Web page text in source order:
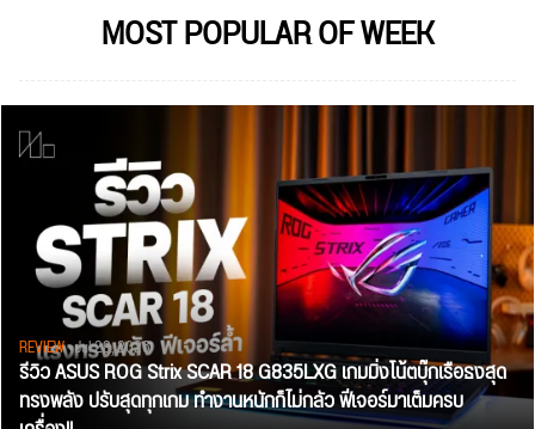
MOST POPULAR OF WEEK
REVIEW• Jul 28, 2026
รีวิว ASUS ROG Strix SCAR 18 G835LXG เกมมิ่งโน้ตบุ๊กเรือธงสุด
ทรงพลัง ปรับสุดทุกเกม ทำงานหนักก็ไม่กลัว ฟีเจอร์มาเต็มครบ